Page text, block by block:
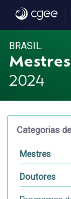
Dados
BRASIL:
2024
Categorias
Mestres
Doutores